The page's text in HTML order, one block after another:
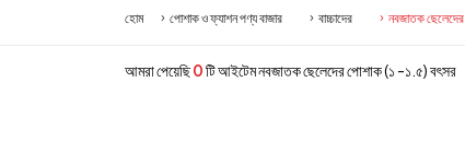
হোম পোশাক ও ফ্যাশন পণ্য বাজার বাচ্চাদের নবজাতক
আমরা পেয়েছি0টি আইটেম নবজাতক ছেলেদের পোশাক (১ -১.৫) বৎসর